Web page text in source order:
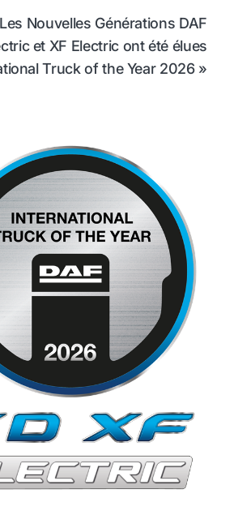
Les Nouvelles Générations DAF
et XF Electric ont été élues
Truck of the Year 2026 »